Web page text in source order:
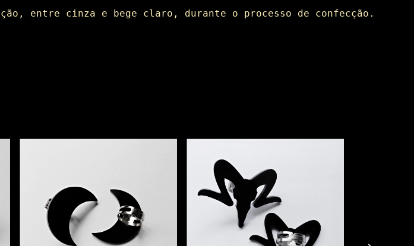
entre cinza e bege claro, durante o processo de confecção.